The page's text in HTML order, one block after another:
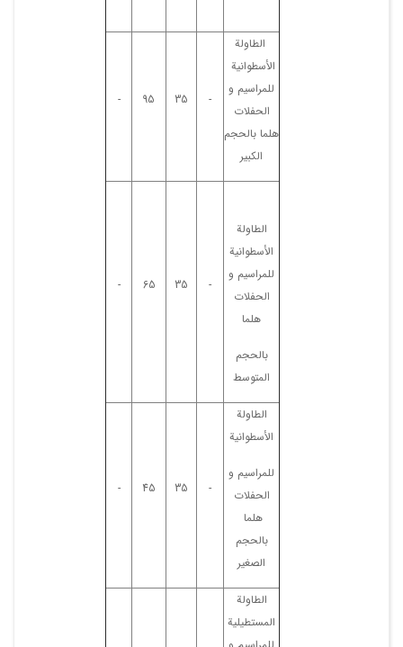
الطاولة
الأسطوانیة
للمراسیم و
الحفلات
هلما بالحجم
الکبیر
-
35
95
-
الطاولة
الأسطوانیة
للمراسیم و
الحفلات
هلما
بالحجم
المتوسط
-
35
65
-
الطاولة
الأسطوانیة
للمراسیم و
الحفلات
هلما
بالحجم
الصغیر
-
35
45
-
الطاولة
المستطیلیة